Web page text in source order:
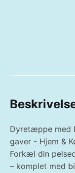
Dyretæppe med
gaver - Hjem &
Forkæl din
– komplet med